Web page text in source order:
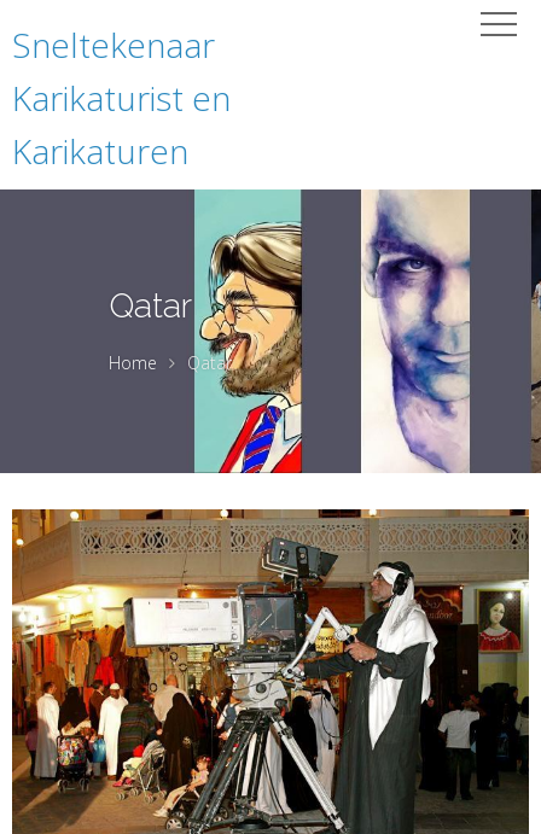
Sneltekenaar
Karikaturist en
Karikaturen
Qatar
Home Qatar